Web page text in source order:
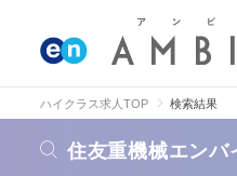
ハイクラス求人TOP 検索結果
住友重機械エンバ